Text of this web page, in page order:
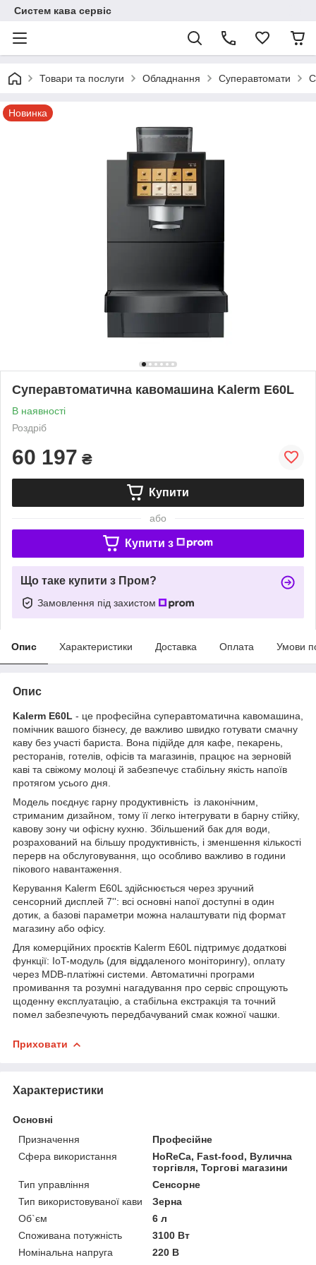
Систем кава сервіс
Товари та послуги Обладнання Суперавтомати
Новинка
Суперавтоматична кавомашина Kalerm E60L
В наявності
Роздріб
60 197 ₴
Купити
або
Купити з
Що таке купити з Пром?
Замовлення під захистом
Опис Характеристики Доставка Оплата Умови
Опис
Kalerm E60L - це професійна суперавтоматична кавомашина,
помічник вашого бізнесу, де важливо швидко готувати смачну
каву без участі бариста. Вона підійде для кафе, пекарень,
ресторанів, готелів, офісів та магазинів, працює на зерновій
каві та свіжому молоці й забезпечує стабільну якість напоїв
протягом усього дня.
Модель поєднує гарну продуктивність із лаконічним,
стриманим дизайном, тому її легко інтегрувати в барну стійку,
кавову зону чи офісну кухню. Збільшений бак для води,
розрахований на більшу продуктивність, і зменшення кількості
перерв на обслуговування, що особливо важливо в години
пікового навантаження.
Керування Kalerm E60L здійснюється через зручний
сенсорний дисплей 7'': всі основні напої доступні в один
дотик, а базові параметри можна налаштувати під формат
магазину або офісу.
Для комерційних проєктів Kalerm E60L підтримує додаткові
функції: IoT-модуль (для віддаленого моніторингу), оплату
через MDB-платіжні системи. Автоматичні програми
промивання та розумні нагадування про сервіс спрощують
щоденну експлуатацію, а стабільна екстракція та точний
помел забезпечують передбачуваний смак кожної чашки.
Приховати
Характеристики
Основні
Призначення
Професійне
Сфера використання
HoReCa, Fast-food, Вулична
торгівля, Торгові магазини
Тип управління
Сенсорне
Тип використовуваної кави
Зерна
Об`єм
6 л
Споживана потужність
3100 Вт
Номінальна напруга
220 В